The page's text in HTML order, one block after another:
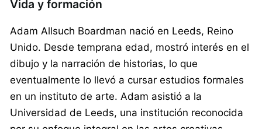
Vida y formación
Adam Allsuch Boardman nació en Leeds, Reino
Unido. Desde temprana edad, mostró interés en el
dibujo y la narración de historias, lo que
eventualmente lo llevó a cursar estudios formales
en un instituto de arte. Adam asistió a la
Universidad de Leeds, una institución reconocida